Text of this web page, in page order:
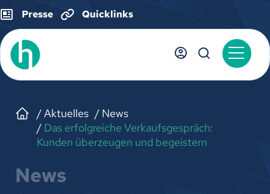
Presse Quicklinks
Aktuelles
News
Das erfolgreiche Verkaufsgespräch:
Kunden überzeugen und begeistern
News